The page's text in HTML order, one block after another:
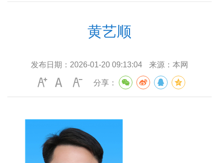
黄艺顺
发布日期： 2026-01-20 09:13:04 来源： 本网
分享：